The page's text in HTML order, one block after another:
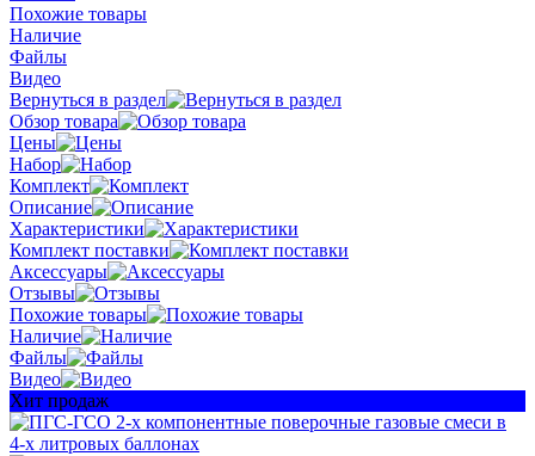
Похожие товары
Наличие
Файлы
Видео
Вернуться в раздел
Обзор товара
Цены
Набор
Комплект
Описание
Характеристики
Комплект поставки
Аксессуары
Отзывы
Похожие товары
Наличие
Файлы
Видео
Хит продаж